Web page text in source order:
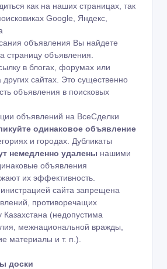
как на наших страницах, так
Google, Яндекс,
объявления Вы найдете
страницу объявления.
в блогах, форумах или
сайтах. Это существенно
объявления в поисковых
объявлений на ВсеСделки
одинаковое объявление
и городах. Дубликаты
немедленно удалены нашими
объявления
их эффективность.
сайта запрещена
противоречащих
Казахстана (недопустима
межнациональной вражды,
материалы и т. п.).
доски